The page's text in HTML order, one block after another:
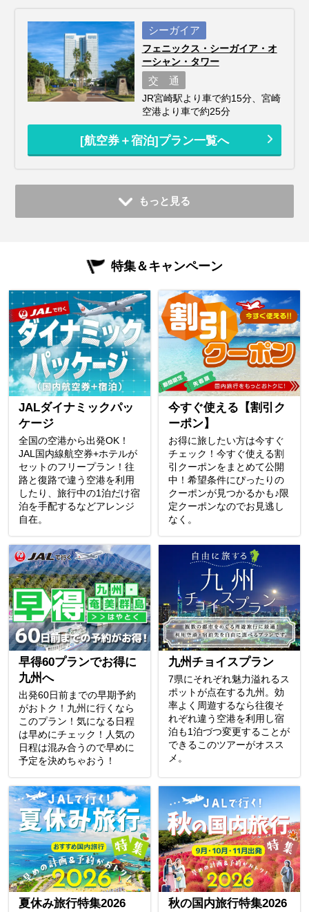
シーガイア
フェニックス・シーガイア・オ
ーシャン・タワー
交 通
JR宮崎駅より車で約15分、宮崎
空港より車で約25分
[航空券＋宿泊]プラン一覧へ
もっと見る
特集＆キャンペーン
JALダイナミックパッ
ケージ
全国の空港から出発OK！
JAL国内線航空券+ホテルが
セットのフリープラン！往
路と復路で違う空港を利用
したり、旅行中の1泊だけ宿
泊を手配するなどアレンジ
自在。
今すぐ使える【割引ク
ーポン】
お得に旅したい方は今すぐ
チェック！今すぐ使える割
引クーポンをまとめて公開
中！希望条件にぴったりの
クーポンが見つかるかも♪限
定クーポンなのでお見逃し
なく。
早得60プランでお得に
九州へ
出発60日前までの早期予約
がおトク！九州に行くなら
このプラン！気になる日程
は早めにチェック！人気の
日程は混み合うので早めに
予定を決めちゃおう！
九州チョイスプラン
7県にそれぞれ魅力溢れるス
ポットが点在する九州。効
率よく周遊するなら往復そ
れぞれ違う空港を利用し宿
泊も1泊づつ変更することが
できるこのツアーがオスス
メ。
夏休み旅行特集2026 秋の国内旅行特集2026